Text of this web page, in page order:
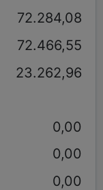
72.284,08
72.466,55
23.262,96
0,00
0,00
0,00